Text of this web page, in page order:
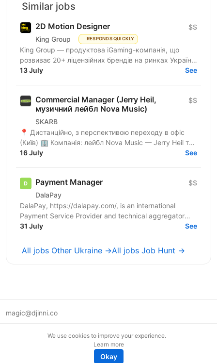
Similar jobs
2D Motion Designer
King Group RESPONDS QUICKLY
$$
King Group — продуктова iGaming-компанія, що
розвиває 20+ ліцензійних брендів на ринках України
та Tier 1. Більше 1 000 спеціалістів і 4 000 000+...
13 July See
Commercial Manager (Jerry Heil,
музичний лейбл Nova Music)
SKARB
$$
📍 Дистанційно, з перспективою переходу в офіс
(Київ) 🏢 Компанія: лейбл Nova Music — Jerry Heil та
інші артисти. 🕤 Зайнятість: повна. 🔎 Про роль Ми...
16 July See
Payment Manager
DalaPay
$$
DalaPay, https://dalapay.com/, is an international
Payment Service Provider and technical aggregator
that provides comprehensive payment solutions for...
31 July See
All jobs Other Ukraine →All jobs Job Hunt →
magic@djinni.co
We use cookies to improve your experience.
Learn more
Okay